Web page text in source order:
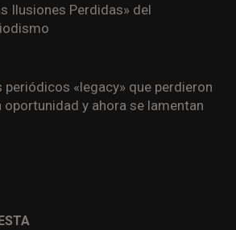
Ilusiones Perdidas» del
periódicos «legacy» que perdieron
oportunidad y ahora se lamentan